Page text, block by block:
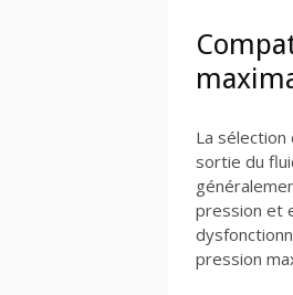
La
sortie du
pression et
pression